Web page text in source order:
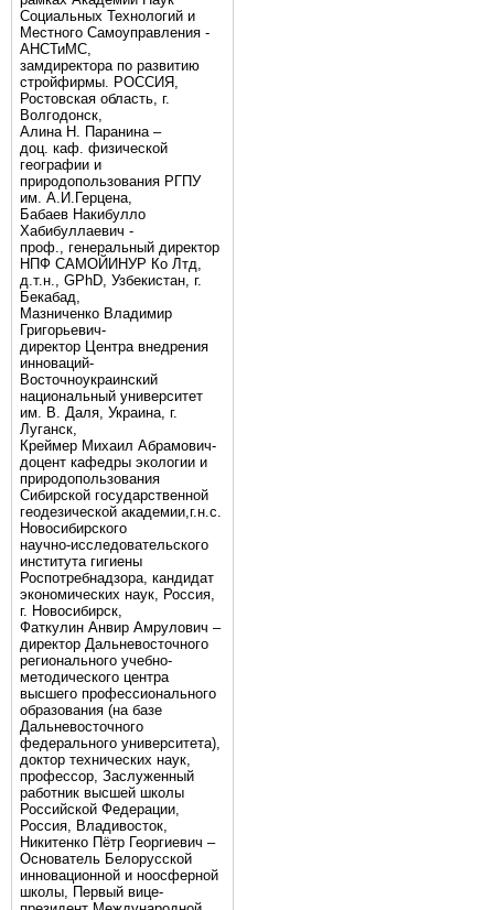
Социальных Технологий и
Местного Самоуправления -
АНСТиМС,
замдиректора по развитию
стройфирмы. РОССИЯ,
Ростовская область, г.
Волгодонск,
Алина Н. Паранина –
доц. каф. физической
географии и
природопользования РГПУ
им. А.И.Герцена,
Бабаев Накибулло
Хабибуллаевич -
проф., генеральный директор
НПФ САМОЙИНУР Ко Лтд,
д.т.н., GPhD, Узбекистан, г.
Бекабад,
Мазниченко Владимир
Григорьевич-
директор Центра внедрения
инноваций-
Восточноукраинский
национальный университет
им. В. Даля, Украина, г.
Луганск,
Креймер Михаил Абрамович-
доцент кафедры экологии и
природопользования
Сибирской государственной
геодезической академии,г.н.с.
Новосибирского
научно-исследовательского
института гигиены
Роспотребнадзора, кандидат
экономических наук, Россия,
г. Новосибирск,
Фаткулин Анвир Амрулович –
директор Дальневосточного
регионального учебно-
методического центра
высшего профессионального
образования (на базе
Дальневосточного
федерального университета),
доктор технических наук,
профессор, Заслуженный
работник высшей школы
Российской Федерации,
Россия, Владивосток,
Никитенко Пётр Георгиевич –
Основатель Белорусской
инновационной и ноосферной
школы, Первый вице-